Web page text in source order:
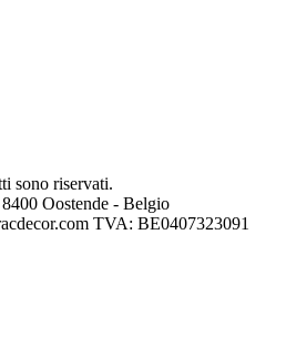
sono riservati.
Oostende - Belgio
TVA: BE0407323091